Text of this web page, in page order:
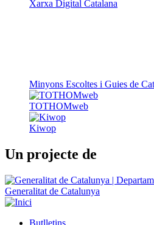
Un projecte de
Generalitat de Catalunya
Peu
Butlletins
Contacte
Avís legal
Política de cookies
Mapa web
Declaració d'accessibilitat